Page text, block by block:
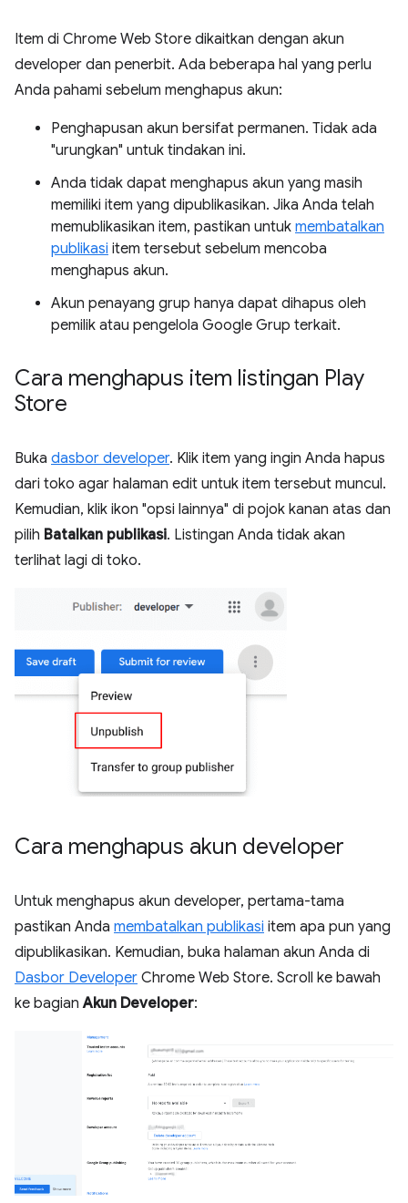
Item di Chrome Web Store dikaitkan dengan akun
developer dan penerbit. Ada beberapa hal yang perlu
Anda pahami sebelum menghapus akun:
Penghapusan akun bersifat permanen. Tidak ada
"urungkan" untuk tindakan ini.
Anda tidak dapat menghapus akun yang masih
memiliki item yang dipublikasikan. Jika Anda telah
memublikasikan item, pastikan untuk membatalkan
publikasi item tersebut sebelum mencoba
menghapus akun.
Akun penayang grup hanya dapat dihapus oleh
pemilik atau pengelola Google Grup terkait.
Cara menghapus item listingan Play
Store
Buka dasbor developer. Klik item yang ingin Anda hapus
dari toko agar halaman edit untuk item tersebut muncul.
Kemudian, klik ikon "opsi lainnya" di pojok kanan atas dan
pilih Batalkan publikasi. Listingan Anda tidak akan
terlihat lagi di toko.
Cara menghapus akun developer
Untuk menghapus akun developer, pertama-tama
pastikan Anda membatalkan publikasi item apa pun yang
dipublikasikan. Kemudian, buka halaman akun Anda di
Dasbor Developer Chrome Web Store. Scroll ke bawah
ke bagianAkun Developer: